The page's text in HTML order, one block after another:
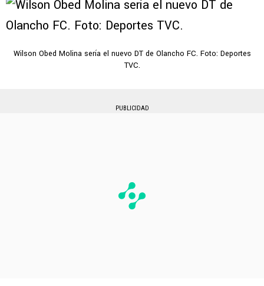
Wilson Obed Molina sería el nuevo DT de Olancho FC. Foto: Deportes
TVC.
PUBLICIDAD